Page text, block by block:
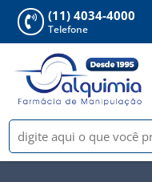
 (11) 4034-4000
Telefone